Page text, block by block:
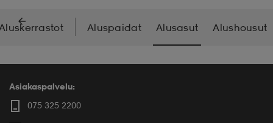
Aluspaidat Alusasut Alushousut
Asiakaspalvelu:
075 325 2200